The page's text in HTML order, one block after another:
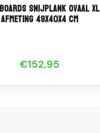
Snijplank Ovaal XL
Afmeting 49x40x4 cm
€152,95